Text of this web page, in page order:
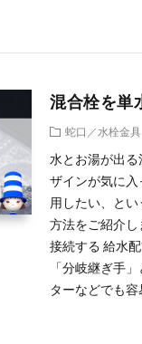
混合栓を単
蛇口／水栓金具
水とお湯が出
ザインが気に
用したい、と
方法をご紹介
接続する 給水
「分岐継ぎ手
ターなどでも